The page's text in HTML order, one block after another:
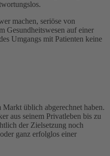
machen, seriöse von
Gesundheitswesen auf einer
Umgangs mit Patienten keine
üblich abgerechnet haben.
aus seinem Privatleben bis zu
der Zielsetzung noch
ganz erfolglos einer